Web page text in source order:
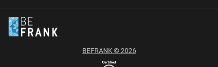
BEFRANK © 2026